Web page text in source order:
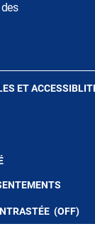
ET
(OUVRE
UNE
FENÊTRE) (OFF)